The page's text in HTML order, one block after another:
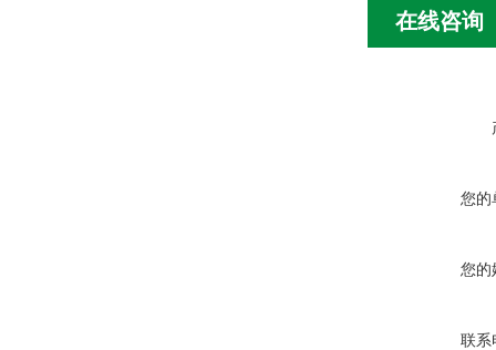
在线咨询
您的
您的
联系